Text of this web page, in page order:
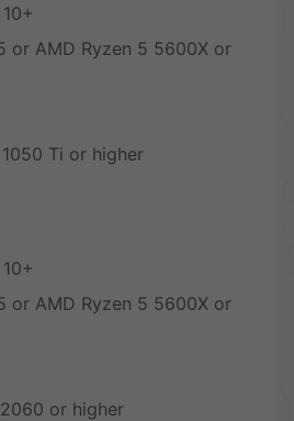
or AMD Ryzen 5 5600X or
1050 Ti or higher
or AMD Ryzen 5 5600X or
2060 or higher